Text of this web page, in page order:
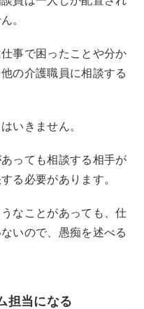
。
事で困ったことや分か
の介護職員に相談する
いきません。
っても相談する相手が
る必要があります。
なことがあっても、仕
いので、愚痴を述べる
担当になる